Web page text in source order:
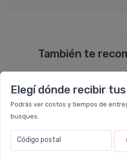
Elegí dónde recibir
Podrás ver costos y tiempos de
busques.
Código postal
También te
31%
PACK x6u.